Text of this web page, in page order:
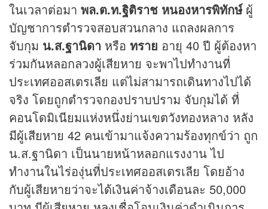
ในเวลาต่อมา พล.ต.ท.ฐิติราช หนองหารพิทักษ์ผู้
บัญชาการตำรวจสอบสวนกลาง แถลงผลการ
จับกุม น.ส.ฐานิดา หรือ ทราย อายุ 40 ปี ผู้ต้องหา
ร่วมกันหลอกลวงผู้เสียหาย จะพาไปทำงานที่
ประเทศออสเตรเลีย แต่ไม่สามารถเดินทางไปได้
จริง โดยถูกตำรวจกองปราบปราม จับกุมได้ ที่
คอนโดมิเนียมแห่งหนึ่งย่านเขตวังทองหลาง หลัง
มีผู้เสียหาย 42 คนเข้ามาแจ้งความร้องทุกข์ว่า ถูก
น.ส.ฐานิดา เป็นนายหน้าหลอกแรงงาน ไป
ทำงานในไร่องุ่นที่ประเทศออสเตรเลีย โดยอ้าง
กับผู้เสียหายว่าจะได้เงินค่าจ้างเดือนละ 50,000